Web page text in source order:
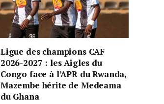
Ligue des champions CAF
2026-2027 : les Aigles du
Congo face à l’APR du Rwanda,
Mazembe hérite de Medeama
du Ghana